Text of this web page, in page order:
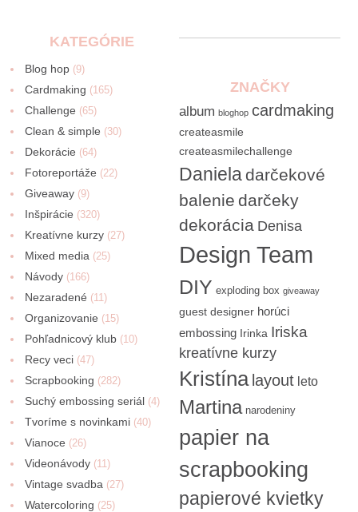
KATEGÓRIE
Blog hop (9)
Cardmaking (165)
Challenge (65)
Clean & simple (30)
Dekorácie (64)
Fotoreportáže (22)
Giveaway (9)
Inšpirácie (320)
Kreatívne kurzy (27)
Mixed media (25)
Návody (166)
Nezaradené (11)
Organizovanie (15)
Pohľadnicový klub (10)
Recy veci (47)
Scrapbooking (282)
Suchý embossing seriál (4)
Tvoríme s novinkami (40)
Vianoce (26)
Videonávody (11)
Vintage svadba (27)
Watercoloring (25)
ZNAČKY
album bloghop cardmaking
createasmile
createasmilechallenge
Daniela darčekové
balenie darčeky
dekorácia Denisa
Design Team
DIY exploding box giveaway
guest designer horúci
embossing Irinka Iriska
kreatívne kurzy
Kristína layout leto
Martina narodeniny
papier na
scrapbooking
papierové kvietky